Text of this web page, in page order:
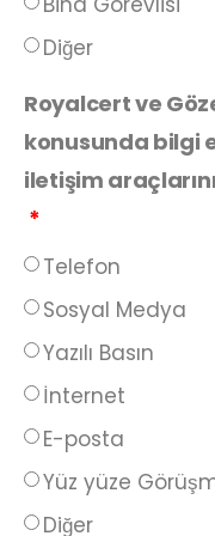
Diğer
Royalcert ve
konusunda bilgi
iletişim
Telefon
Sosyal Medya
Yazılı Basın
İnternet
E-posta
Yüz yüze
Diğer